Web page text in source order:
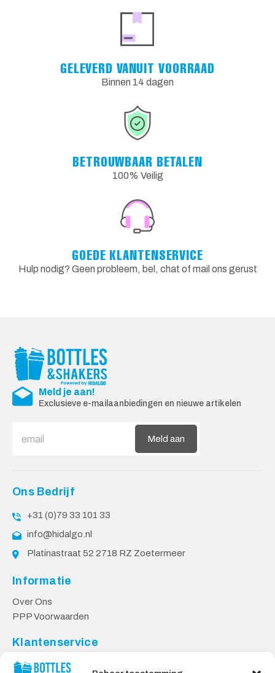
GELEVERD VANUIT VOORRAAD
Binnen 14 dagen
BETROUWBAAR BETALEN
100% Veilig
GOEDE KLANTENSERVICE
Hulp nodig? Geen probleem, bel, chat of mail ons gerust
Meld je aan!
Exclusieve e-mailaanbiedingen en nieuwe artikelen
Meld aan
Ons Bedrijf
+31 (0)79 33 101 33
info@hidalgo.nl
Platinastraat 52 2718 RZ Zoetermeer
Informatie
Over Ons
PPP Voorwaarden
Klantenservice
Contact